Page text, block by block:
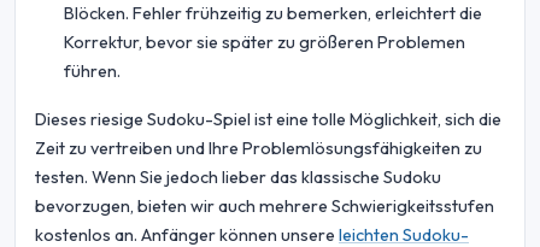
Blöcken. Fehler frühzeitig zu bemerken, erleichtert die
Korrektur, bevor sie später zu größeren Problemen
führen.
Dieses riesige Sudoku-Spiel ist eine tolle Möglichkeit, sich die
Zeit zu vertreiben und Ihre Problemlösungsfähigkeiten zu
testen. Wenn Sie jedoch lieber das klassische Sudoku
bevorzugen, bieten wir auch mehrere Schwierigkeitsstufen
kostenlos an. Anfänger können unsere leichten Sudoku-